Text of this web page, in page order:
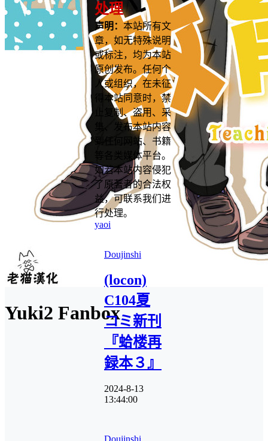
Yuki2 Fanbox
处理
声明： 本站所有文
章，如无特殊说明
或标注，均为本站
原创发布。任何个
人或组织，在未征
得本站同意时，禁
止复制、盗用、采
集、发布本站内容
到任何网站、书籍
等各类媒体平台。
如若本站内容侵犯
了原著者的合法权
益，可联系我们进
行处理。
yaoi
Doujinshi
(locon)
C104夏
コミ新刊
『蛤楼再
録本３』
2024-8-13
13:44:00